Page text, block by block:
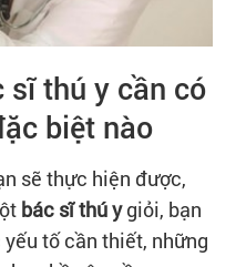
thú y cần có
biệt nào
sẽ thực hiện được,
bác sĩ thú ygiỏi, bạn
tố cần thiết, những